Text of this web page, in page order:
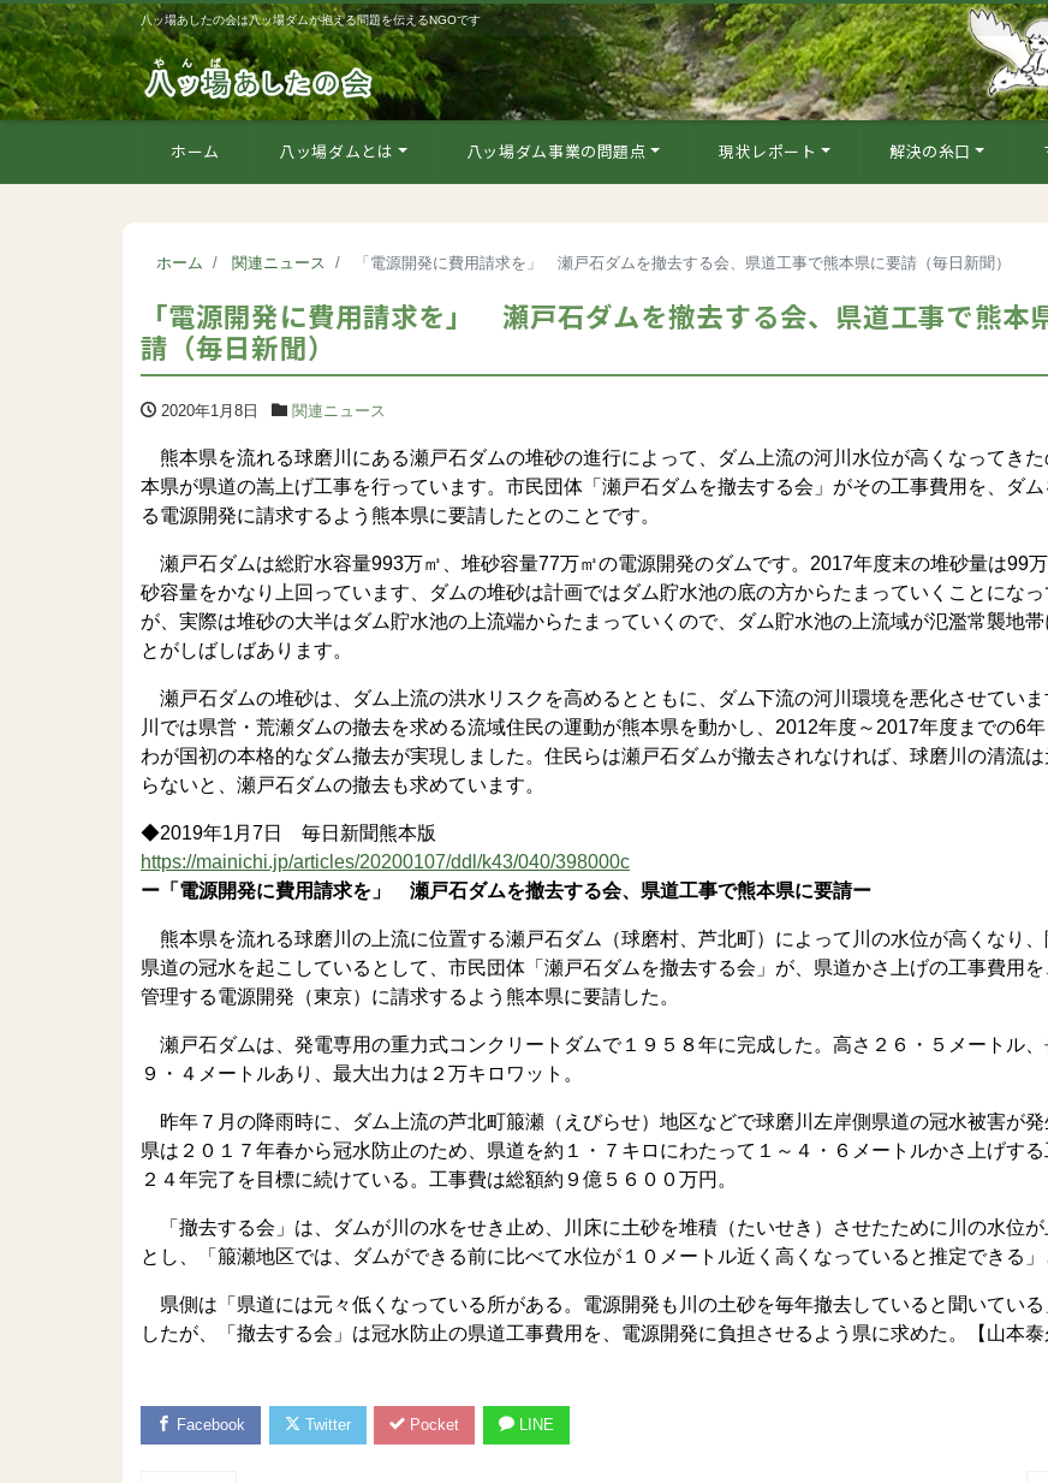
八ッ場あしたの会は八ッ場ダムが抱える問題を伝えるNGOです
ホーム 八ッ場ダムとは 八ッ場ダム事業の問題点 現状レポート 解決の糸口
ホーム 関連ニュース 「電源開発に費用請求を」 瀬戸石ダムを撤去する会、県道工事で熊本県に要請（毎日新聞）
「電源開発に費用請求を」 瀬戸石ダムを撤去する会、県道工事で熊本
請（毎日新聞）
2020年1月8日 関連ニュース
熊本県を流れる球磨川にある瀬戸石ダムの堆砂の進行によって、ダム上流の河川水位が高くなってきた
本県が県道の嵩上げ工事を行っています。市民団体「瀬戸石ダムを撤去する会」がその工事費用を、ダ
る電源開発に請求するよう熊本県に要請したとのことです。
瀬戸石ダムは総貯水容量993万㎥、堆砂容量77万㎥の電源開発のダムです。2017年度末の堆砂量は99
砂容量をかなり上回っています、ダムの堆砂は計画ではダム貯水池の底の方からたまっていくことにな
が、実際は堆砂の大半はダム貯水池の上流端からたまっていくので、ダム貯水池の上流域が氾濫常襲地帯
とがしばしばあります。
瀬戸石ダムの堆砂は、ダム上流の洪水リスクを高めるとともに、ダム下流の河川環境を悪化させていま
川では県営・荒瀬ダムの撤去を求める流域住民の運動が熊本県を動かし、2012年度～2017年度までの6
わが国初の本格的なダム撤去が実現しました。住民らは瀬戸石ダムが撤去されなければ、球磨川の清流
らないと、瀬戸石ダムの撤去も求めています。
◆2019年1月7日 毎日新聞熊本版
https://mainichi.jp/articles/20200107/ddl/k43/040/398000c
ー「電源開発に費用請求を」 瀬戸石ダムを撤去する会、県道工事で熊本県に要請ー
熊本県を流れる球磨川の上流に位置する瀬戸石ダム（球磨村、芦北町）によって川の水位が高くなり、
県道の冠水を起こしているとして、市民団体「瀬戸石ダムを撤去する会」が、県道かさ上げの工事費用
管理する電源開発（東京）に請求するよう熊本県に要請した。
瀬戸石ダムは、発電専用の重力式コンクリートダムで１９５８年に完成した。高さ２６・５メートル、
９・４メートルあり、最大出力は２万キロワット。
昨年７月の降雨時に、ダム上流の芦北町箙瀬（えびらせ）地区などで球磨川左岸側県道の冠水被害が
県は２０１７年春から冠水防止のため、県道を約１・７キロにわたって１～４・６メートルかさ上げする
２４年完了を目標に続けている。工事費は総額約９億５６００万円。
「撤去する会」は、ダムが川の水をせき止め、川床に土砂を堆積（たいせき）させたために川の水位が
とし、「箙瀬地区では、ダムができる前に比べて水位が１０メートル近く高くなっていると推定できる」
県側は「県道には元々低くなっている所がある。電源開発も川の土砂を毎年撤去していると聞いている
したが、「撤去する会」は冠水防止の県道工事費用を、電源開発に負担させるよう県に求めた。【山本泰
Facebook Twitter Pocket LINE